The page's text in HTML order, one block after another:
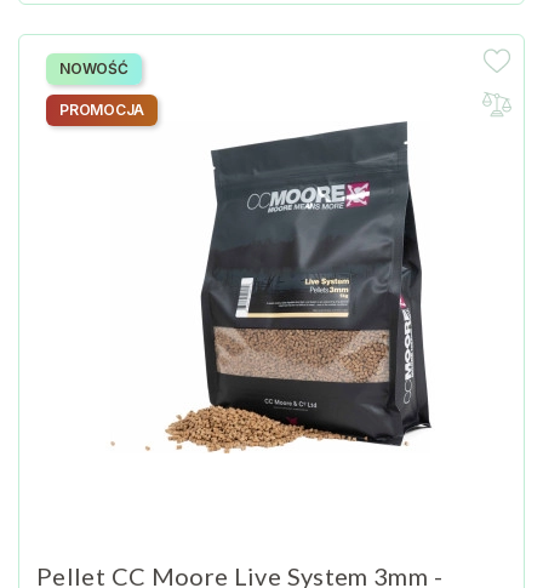
Pellet CC Moore Live System 3mm -
NOWOŚĆ
PROMOCJA